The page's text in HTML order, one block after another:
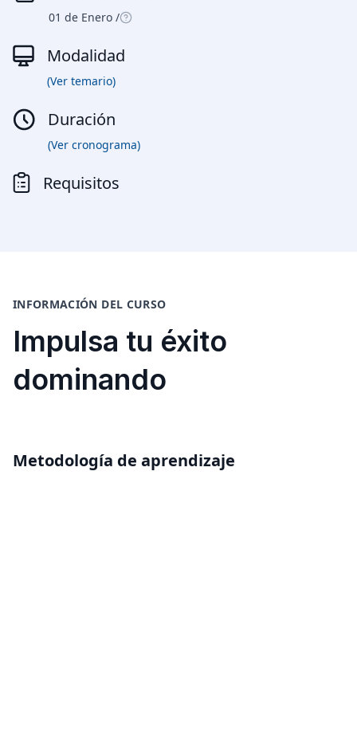
Diseño e Ingeniería
Ingeniería de Procesos
Desarrollo Profesional
01 de Enero /
Modalidad
(Ver temario)
Duración
(Ver cronograma)
Requisitos
INFORMACIÓN DEL CURSO
Impulsa tu éxito
dominando
Metodología de aprendizaje